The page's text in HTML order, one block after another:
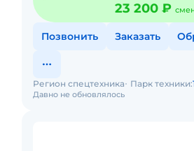
23 200 ₽
Позвонить Заказать
Давно не обновлялось
Регион спецтехника Парк техники: